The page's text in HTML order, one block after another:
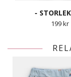
-
199 kr